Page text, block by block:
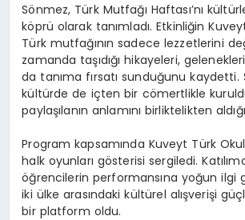
Sönmez, Türk Mutfağı Haftası’nı
köprü olarak tanımladı. Etkinliğin
Türk mutfağının sadece lezzetlerini
zamanda taşıdığı hikayeleri,
da tanıma fırsatı sunduğunu kaydetti.
kültürde de içten bir cömertlikle
paylaşılanın anlamını birliktelikten
Program kapsamında Kuveyt Türk
halk oyunları gösterisi sergiledi.
öğrencilerin performansına yoğun ilgi
iki ülke arasındaki kültürel alışverişi
bir platform oldu.